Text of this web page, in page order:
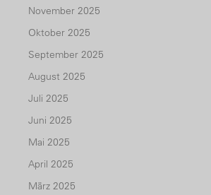
November 2025
Oktober 2025
September 2025
August 2025
Juli 2025
Juni 2025
Mai 2025
April 2025
März 2025